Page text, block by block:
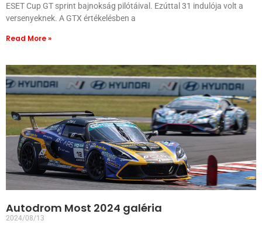
ESET Cup GT sprint bajnokság pilótáival. Ezúttal 31 indulója volt a
versenyeknek. A GTX értékelésben a
Read More »
Autodrom Most 2024 galéria
2024/08/13